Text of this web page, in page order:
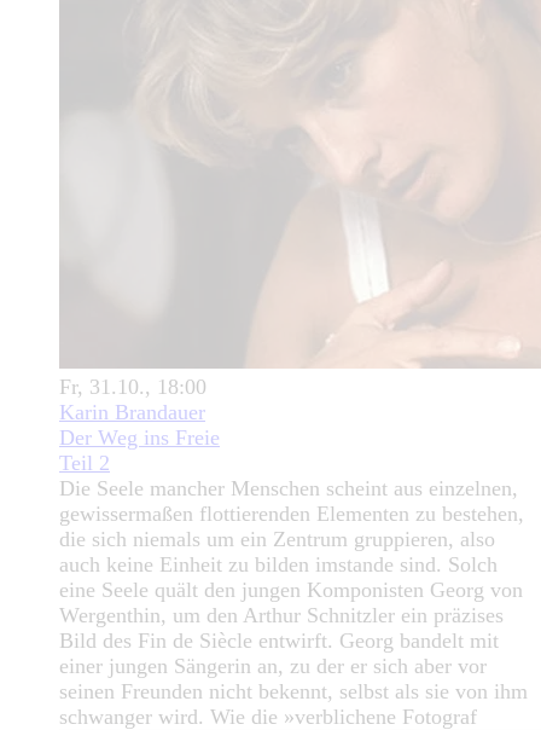
Fr, 31.10., 18:00
Karin Brandauer
Der Weg ins Freie
Teil 2
Die Seele mancher Menschen scheint aus einzelnen,
gewissermaßen flottierenden Elementen zu bestehen,
die sich niemals um ein Zentrum gruppieren, also
auch keine Einheit zu bilden imstande sind. Solch
eine Seele quält den jungen Komponisten Georg von
Wergenthin, um den Arthur Schnitzler ein präzises
Bild des Fin de Siècle entwirft. Georg bandelt mit
einer jungen Sängerin an, zu der er sich aber vor
seinen Freunden nicht bekennt, selbst als sie von ihm
schwanger wird. Wie die »verblichene Fotograf